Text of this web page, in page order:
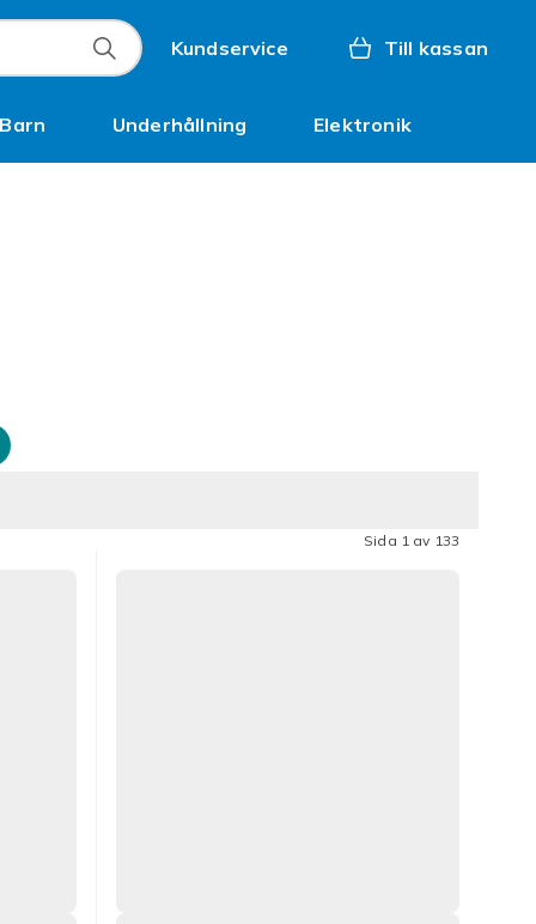
Kundservice Till kassan
Barn Underhållning Elektronik
Sida 1 av 133